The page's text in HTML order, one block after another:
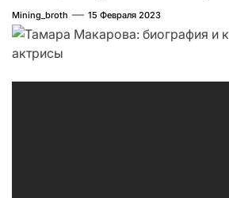
Mining_broth 15 Февраля 2023